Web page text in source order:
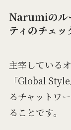
Narumiのル
ティのチェッ
主宰している
「Global
るチャットワ
ることです。